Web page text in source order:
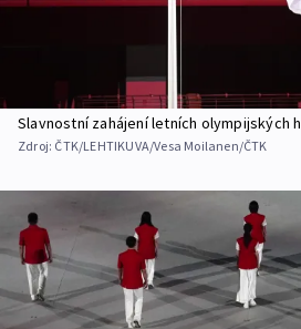
Slavnostní zahájení letních olympijských
Zdroj: ČTK/LEHTIKUVA/Vesa Moilanen/ČTK